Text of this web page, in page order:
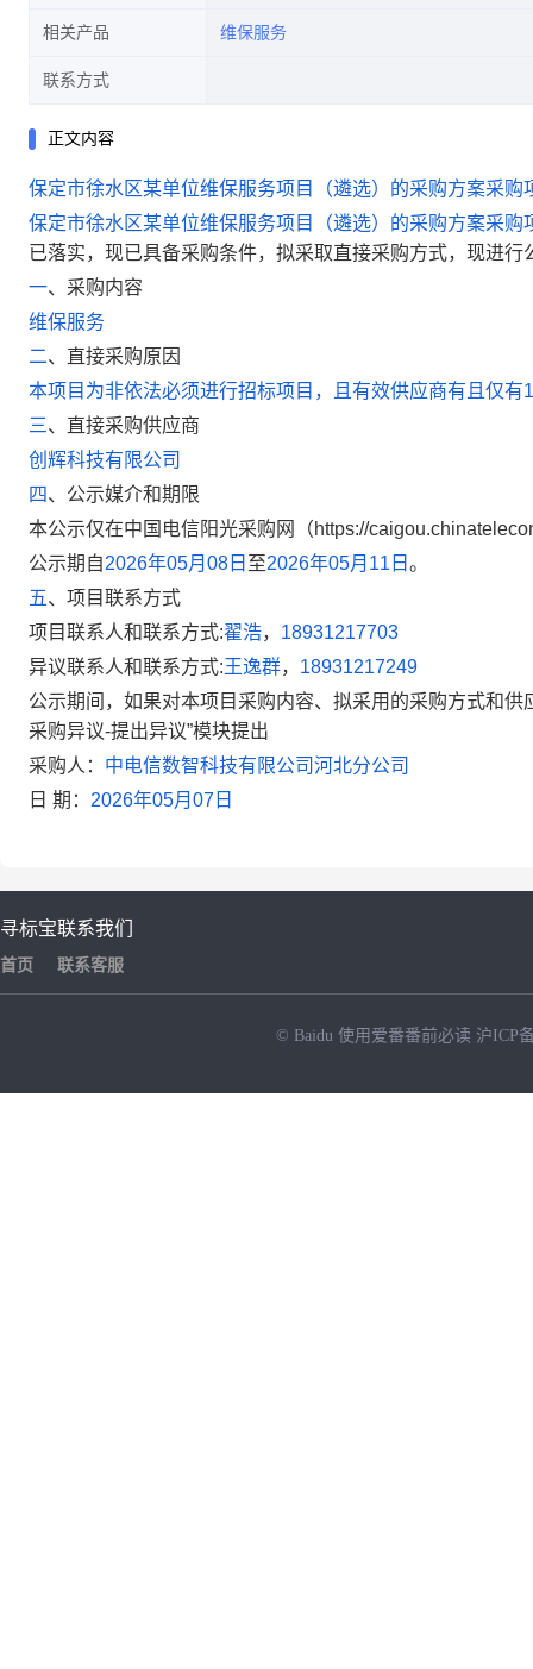
相关产品 维保服务
联系方式
正文内容
保定市徐水区某单位维保服务项目（遴选）的采购方案采购
保定市徐水区某单位维保服务项目（遴选）的采购方案采购
已落实，现已具备采购条件，拟采取直接采购方式，现进行
一、 采购内容
维保服务
二、 直接采购原因
本项目为非依法必须进行招标项目，且有效供应商有且仅有
三、 直接采购供应商
创 辉科技有限公司
四、 公示媒介和期限
本公示仅在中国电信阳光采购网（https://
公示期自2026年05月08日 至2026年05月11日 。
五、 项目联系方式
项目联系人和联系方式:翟浩， 18931217703
异议联系人和联系方式:王逸群， 18931217249
公示期间，如果对本项目采购内容、拟采用的采购方式和
采购异议-提出异议”模块提出
采购人： 中电信数智科技有限公司河北分公司
日 期： 2026年05月07日
寻标宝
首页
联系我们
联系客服
© Baidu 使用爱番番前必读 沪ICP